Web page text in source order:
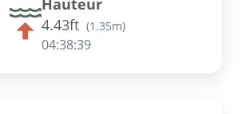
Hauteur
4.43ft (1.35m)
04:38:39